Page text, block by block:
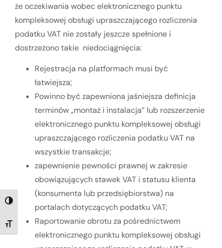
TOGGLE HIGH CONTRAST
TOGGLE FONT SIZE
że oczekiwania wobec elektronicznego punktu
kompleksowej obsługi upraszczającego rozliczenia
podatku VAT nie zostały jeszcze spełnione i
dostrzeżono takie niedociągnięcia:
Rejestracja na platformach musi być
łatwiejsza;
Powinno być zapewniona jaśniejsza definicja
terminów „montaż i instalacja” lub rozszerzenie
elektronicznego punktu kompleksowej obsługi
upraszczającego rozliczenia podatku VAT na
wszystkie transakcje;
zapewnienie pewności prawnej w zakresie
obowiązujących stawek VAT i statusu klienta
(konsumenta lub przedsiębiorstwa) na
portalach dotyczących podatku VAT;
Raportowanie obrotu za pośrednictwem
elektronicznego punktu kompleksowej obsługi